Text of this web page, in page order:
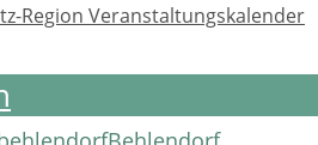
Region Veranstaltungskalender